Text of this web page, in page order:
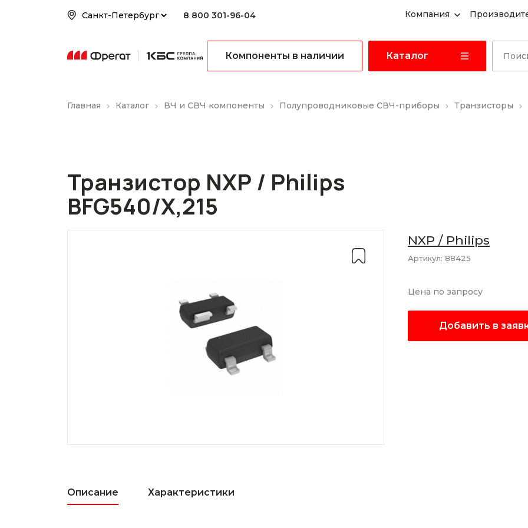
8 800 301-96-04 Компания
Компоненты в наличии Каталог
Главная Каталог ВЧ и СВЧ компоненты Полупроводниковые СВЧ-приборы Транзисторы
Транзистор NXP / Philips
BFG540/X,215
NXP / Philips
Артикул: 88425
Цена по запросу
Добавить в
Описание Характеристики